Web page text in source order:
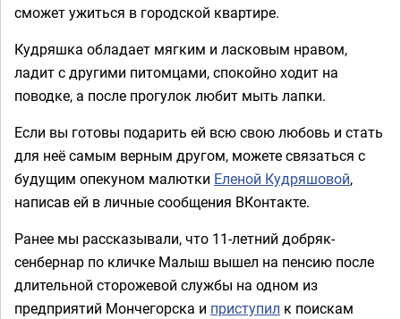
сможет ужиться в городской квартире.
Кудряшка обладает мягким и ласковым нравом,
ладит с другими питомцами, спокойно ходит на
поводке, а после прогулок любит мыть лапки.
Если вы готовы подарить ей всю свою любовь и стать
для неё самым верным другом, можете связаться с
будущим опекуном малютки Еленой Кудряшовой,
написав ей в личные сообщения ВКонтакте.
Ранее мы рассказывали, что 11-летний добряк-
сенбернар по кличке Малыш вышел на пенсию после
длительной сторожевой службы на одном из
предприятий Мончегорска и приступил к поискам